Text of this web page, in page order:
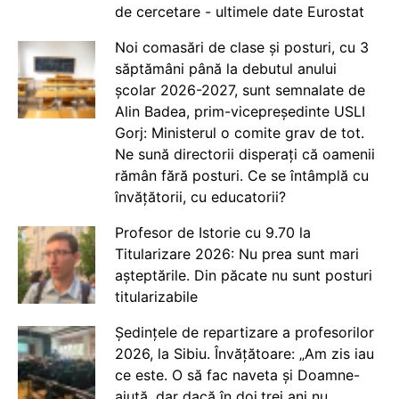
de cercetare - ultimele date Eurostat
Noi comasări de clase și posturi, cu 3
săptămâni până la debutul anului
școlar 2026-2027, sunt semnalate de
Alin Badea, prim-vicepreședinte USLI
Gorj: Ministerul o comite grav de tot.
Ne sună directorii disperați că oamenii
rămân fără posturi. Ce se întâmplă cu
învățătorii, cu educatorii?
Profesor de Istorie cu 9.70 la
Titularizare 2026: Nu prea sunt mari
așteptările. Din păcate nu sunt posturi
titularizabile
Ședințele de repartizare a profesorilor
2026, la Sibiu. Învățătoare: „Am zis iau
ce este. O să fac naveta și Doamne-